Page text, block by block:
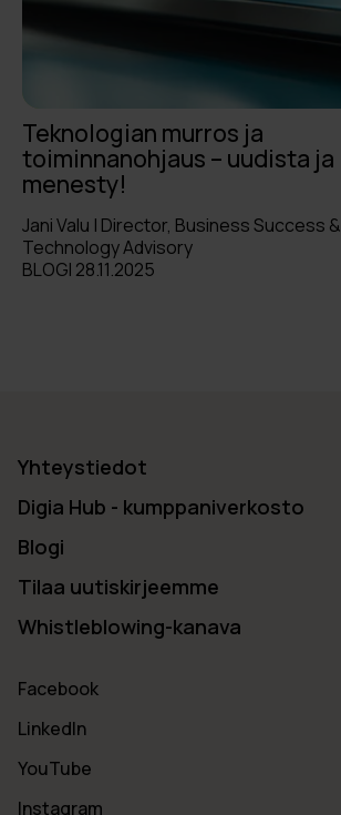
Teknologian murros ja
toiminnanohjaus – uudista ja
menesty!
Jani Valu | Director, Business Success &
Technology Advisory
BLOGI 28.11.2025
Yhteystiedot
Digia Hub - kumppaniverkosto
Blogi
Tilaa uutiskirjeemme
Whistleblowing-kanava
Facebook
LinkedIn
YouTube
Instagram